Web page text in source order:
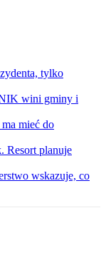
tylko
wini gminy i
mieć do
Resort planuje
wskazuje, co